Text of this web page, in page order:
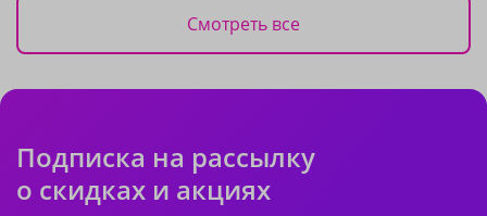
Смотреть все
Подписка на рассылку
о скидках и акциях